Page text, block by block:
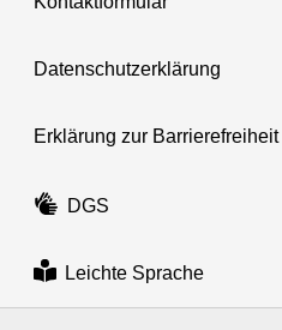
Datenschutzerklärung
Erklärung zur Barrierefreiheit
DGS
Leichte Sprache